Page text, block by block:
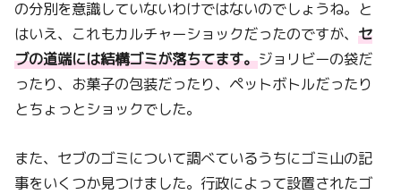
の分別を意識していないわけではないのでしょうね。と
はいえ、これもカルチャーショックだったのですが、セ
ブの道端には結構ゴミが落ちてます。ジョリビーの袋だ
ったり、お菓子の包装だったり、ペットボトルだったり
とちょっとショックでした。
また、セブのゴミについて調べているうちにゴミ山の記
事をいくつか見つけました。行政によって設置されたゴ